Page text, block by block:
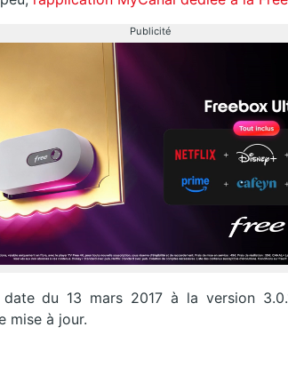
Publicité
date du 13 mars 2017 à la version
mise à jour.